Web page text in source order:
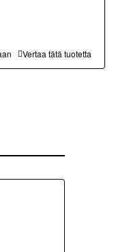
Vertaa tätä tuotetta